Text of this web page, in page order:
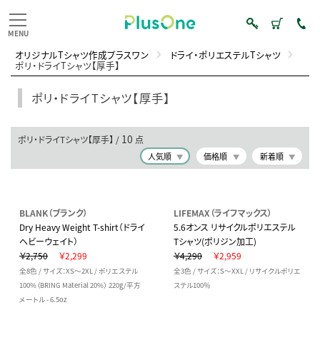
オリジナルTシャツ作成プラスワン ドライ・ポリエステルTシャツ
ポリ・ドライTシャツ【厚手】
ポリ・ドライTシャツ【厚手】
ポリ・ドライTシャツ【厚手】 / 10 点
人気順 価格順 新着順
BLANK（ブランク）
Dry Heavy Weight T-shirt（ドライ
ヘビーウェイト）
￥2,750
￥2,299
全8色 / サイズ：XS～2XL / ポリエステル
100%（BRING Material 20%） 220g/平方
メートル - 6.5oz
LIFEMAX（ライフマックス）
5.6オンス リサイクルポリエステル
Tシャツ(ポリジン加工)
￥4,290
￥2,959
全3色 / サイズ：S～XXL / リサイクルポリエ
ステル100％